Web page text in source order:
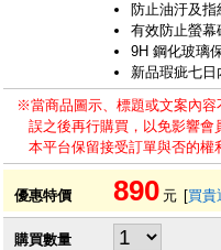
防止油汙及指
有效防止螢幕
9H 鋼化玻璃
新品瑕疵七
※當商品圖示、標題或文案內
誤之後再行購買，以免影響會
本平台保留接受訂單與否的權
優惠特價 890 元 [買貴
購買數量